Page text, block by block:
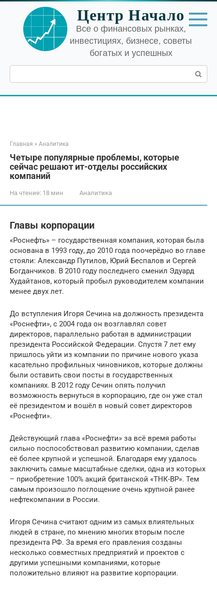
Перейти
контенту
Центр Начало
Все о финансовых рынках,
инвестициях, бизнесе, советы
богатых и успешных
Поиск:
Главная » Аналитика
Четыре популярные проблемы, которые
сейчас решают ит-отделы российских
компаний
На чтение: 18 мин Аналитика
Главы корпорации
«Роснефть» – государственная компания, которая была
основана в 1993 году, до 2010 года поочерёдно во главе
стояли: Александр Путилов, Юрий Беспалов и Сергей
Богданчиков. В 2010 году последнего сменил Эдуард
Худайтанов, который пробыл руководителем компании
менее двух лет.
До вступления Игоря Сечина на должность президента
«Роснефти», с 2004 года он возглавлял совет
директоров, параллельно работая в администрации
президента Российской Федерации. Спустя 7 лет ему
пришлось уйти из компании по причине нового указа
касательно профильных чиновников, которые должны
были оставить свои посты в государственных
компаниях. В 2012 году Сечин опять получил
возможность вернуться в корпорацию, где он уже стал
её президентом и вошёл в новый совет директоров
«Роснефти».
Действующий глава «Роснефти» за всё время работы
сильно поспособствовал развитию компании, сделав
её более крупной и успешной. Благодаря ему удалось
заключить самые масштабные сделки, одна из которых
– приобретение 100% акций британской «ТНК-BP». Тем
самым произошло поглощение очень крупной ранее
нефтекомпании в России.
Игоря Сечина считают одним из самых влиятельных
людей в стране, по мнению многих вторым после
президента РФ. За время его правления созданы
несколько совместных предприятий и проектов с
другими успешными компаниями, которые
положительно влияют на развитие корпорации.